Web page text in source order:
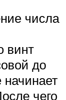
числа
винт
до
начинает
чего